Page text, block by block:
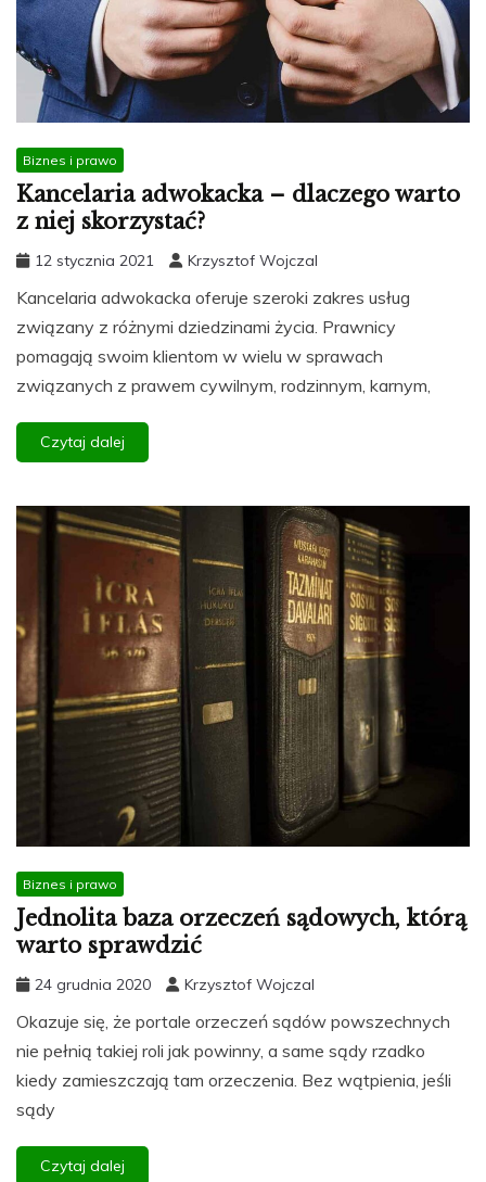
Biznes i prawo
Kancelaria adwokacka – dlaczego warto
z niej skorzystać?
12 stycznia 2021 Krzysztof Wojczal
Kancelaria adwokacka oferuje szeroki zakres usług
związany z różnymi dziedzinami życia. Prawnicy
pomagają swoim klientom w wielu w sprawach
związanych z prawem cywilnym, rodzinnym, karnym,
Czytaj dalej
Biznes i prawo
Jednolita baza orzeczeń sądowych, którą
warto sprawdzić
24 grudnia 2020 Krzysztof Wojczal
Okazuje się, że portale orzeczeń sądów powszechnych
nie pełnią takiej roli jak powinny, a same sądy rzadko
kiedy zamieszczają tam orzeczenia. Bez wątpienia, jeśli
sądy
Czytaj dalej